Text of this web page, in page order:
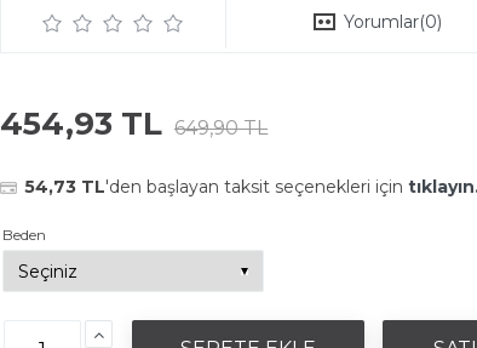
Yorumlar(0)
454,93 TL 649,90 TL
54,73 TL'den başlayan taksit seçenekleri için
Beden